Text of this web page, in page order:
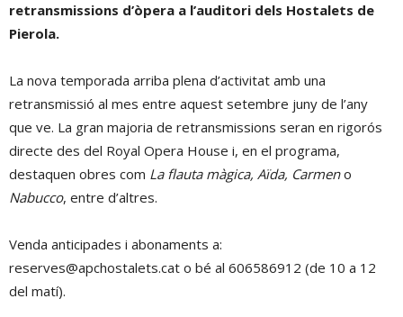
retransmissions d’òpera a l’auditori dels Hostalets de
Pierola.
La nova temporada arriba plena d’activitat amb una
retransmissió al mes entre aquest setembre juny de l’any
que ve. La gran majoria de retransmissions seran en rigorós
directe des del Royal Opera House i, en el programa,
destaquen obres com La flauta màgica, Aïda, Carmeno
Nabucco, entre d’altres.
Venda anticipades i abonaments a:
reserves@apchostalets.cat o bé al 606586912 (de 10 a 12
del matí).